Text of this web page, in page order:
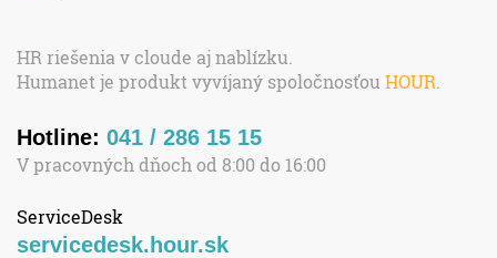
HR riešenia v cloude aj nablízku.
Humanet je produkt vyvíjaný spoločnosťou HOUR
Hotline: 041 / 286 15 15
V pracovných dňoch od 8:00 do 16:00
ServiceDesk
servicedesk.hour.sk